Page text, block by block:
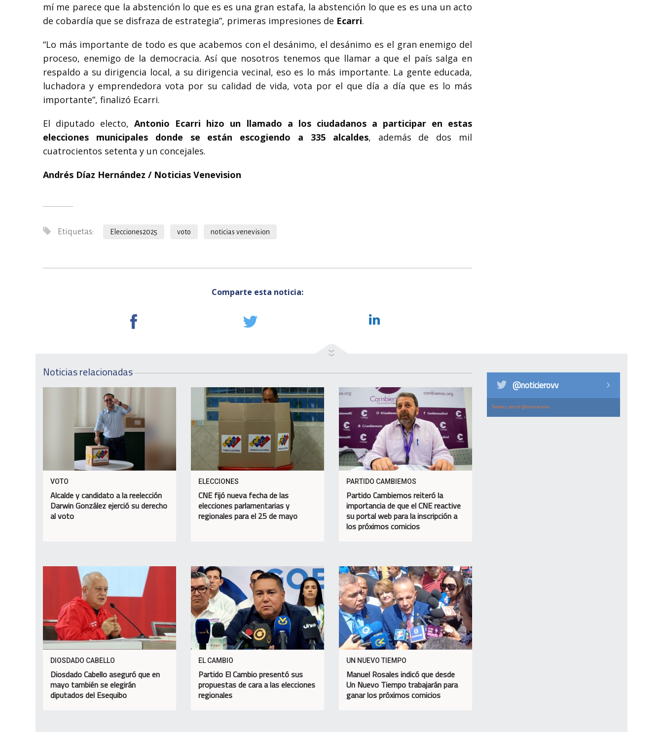
mí me parece que la abstención lo que es es una gran estafa, la abstención lo que es es una un acto
de cobardía que se disfraza de estrategia”, primeras impresiones de Ecarri.
“Lo más importante de todo es que acabemos con el desánimo, el desánimo es el gran enemigo del
proceso, enemigo de la democracia. Así que nosotros tenemos que llamar a que el país salga en
respaldo a su dirigencia local, a su dirigencia vecinal, eso es lo más importante. La gente educada,
luchadora y emprendedora vota por su calidad de vida, vota por el que día a día que es lo más
importante”, finalizó Ecarri.
El diputado electo, Antonio Ecarri hizo un llamado a los ciudadanos a participar en estas
elecciones municipales donde se están escogiendo a 335 alcaldes, además de dos mil
cuatrocientos setenta y un concejales.
Andrés Díaz Hernández / Noticias Venevision
Etiquetas: Elecciones2025 voto noticias venevision
Comparte esta noticia:
Noticias relacionadas
VOTO
Alcalde y candidato a la reelección
Darwin González ejerció su derecho
al voto
ELECCIONES
CNE fijó nueva fecha de las
elecciones parlamentarias y
regionales para el 25 de mayo
PARTIDO CAMBIEMOS
Partido Cambiemos reiteró la
importancia de que el CNE reactive
su portal web para la inscripción a
los próximos comicios
DIOSDADO CABELLO
Diosdado Cabello aseguró que en
mayo también se elegirán
diputados del Esequibo
EL CAMBIO
Partido El Cambio presentó sus
propuestas de cara a las elecciones
regionales
UN NUEVO TIEMPO
Manuel Rosales indicó que desde
Un Nuevo Tiempo trabajarán para
ganar los próximos comicios
@noticierovv
Tweets por el @noticierovv.